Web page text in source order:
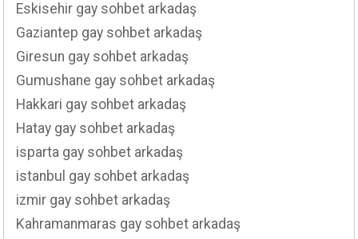
Eskisehir gay sohbet arkadaş
Gaziantep gay sohbet arkadaş
Giresun gay sohbet arkadaş
Gumushane gay sohbet arkadaş
Hakkari gay sohbet arkadaş
Hatay gay sohbet arkadaş
isparta gay sohbet arkadaş
istanbul gay sohbet arkadaş
izmir gay sohbet arkadaş
Kahramanmaras gay sohbet arkadaş